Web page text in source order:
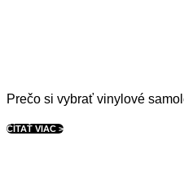
Prečo si vybrať vinylové
ČÍTAŤ VIAC >